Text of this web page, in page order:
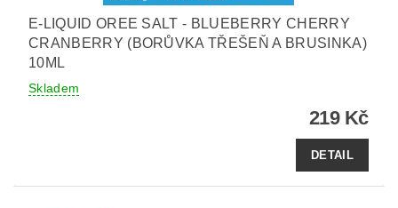
E-LIQUID OREE SALT - BLUEBERRY CHERRY
CRANBERRY (BORŮVKA TŘEŠEŇ A BRUSINKA)
10ML
Skladem
219 Kč
DETAIL